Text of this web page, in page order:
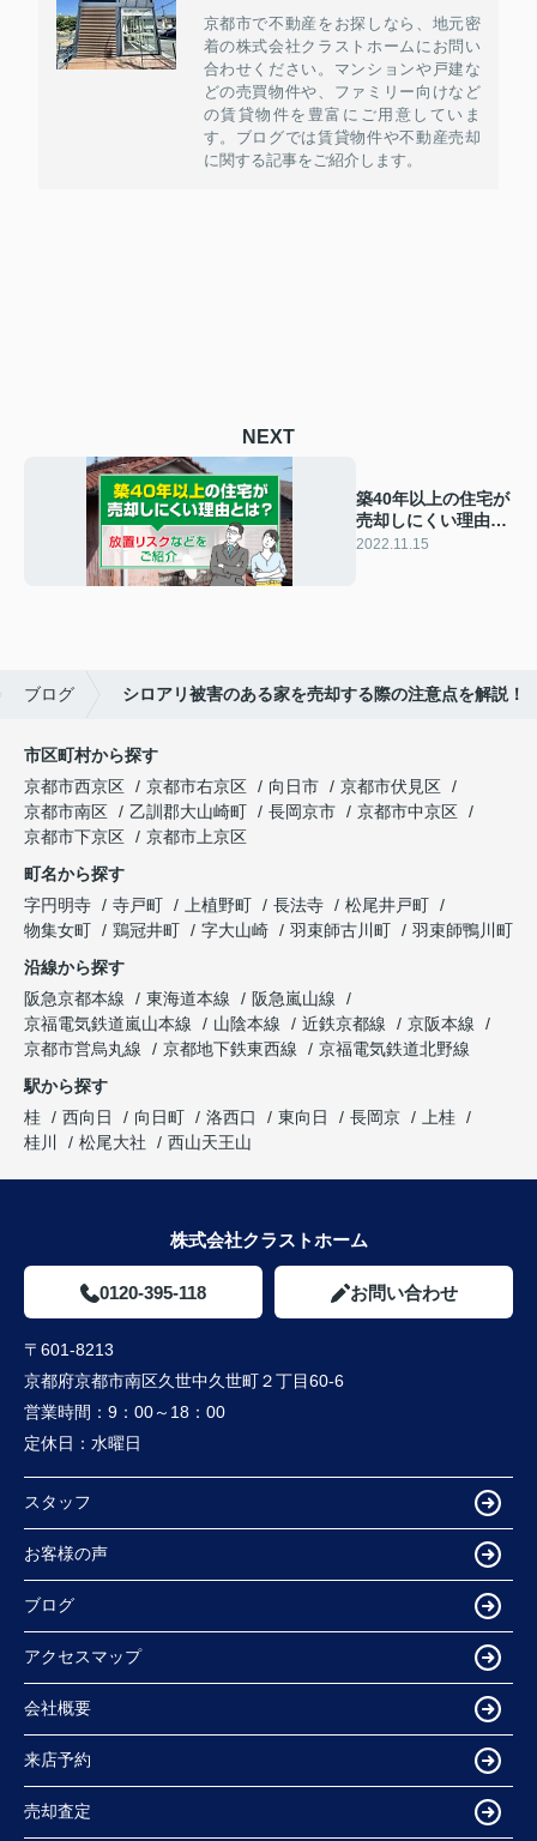
京都市で不動産をお探しなら、地元密
着の株式会社クラストホームにお問い
合わせください。マンションや戸建な
どの売買物件や、ファミリー向けなど
の賃貸物件を豊富にご用意していま
す。ブログでは賃貸物件や不動産売却
に関する記事をご紹介します。
NEXT
築40年以上の住宅が
売却しにくい理由と
は？放置リスクなど
2022.11.15
ブログ シロアリ被害のある家を売却する際の注意点を解説！
市区町村から探す
京都市西京区
京都市右京区 向日市
京都市伏見区
京都市南区
乙訓郡大山崎町 長岡京市
京都市中京区
京都市下京区
京都市上京区
町名から探す
字円明寺
寺戸町 上植野町 長法寺
松尾井戸町
物集女町
鶏冠井町 字大山崎 羽束師古川町
羽束師鴨川町
沿線から探す
阪急京都本線
東海道本線
阪急嵐山線
京福電気鉄道嵐山本線
山陰本線 近鉄京都線
京阪本線
京都市営烏丸線
京都地下鉄東西線
京福電気鉄道北野線
駅から探す
桂
西向日 向日町 洛西口 東向日 長岡京
上桂
桂川
松尾大社 西山天王山
株式会社クラストホーム
0120-395-118 お問い合わせ
〒601-8213
京都府京都市南区久世中久世町２丁目60-6
営業時間： 9：00～18：00
定休日： 水曜日
スタッフ
お客様の声
ブログ
アクセスマップ
会社概要
来店予約
売却査定